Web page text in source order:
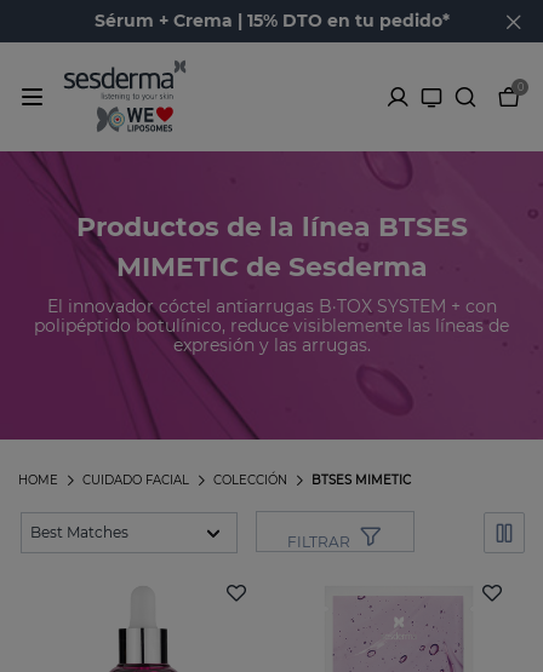
Sérum + Crema | 15% DTO en tu pedido*
0
Productos de la línea BTSES
MIMETIC de Sesderma
El innovador cóctel antiarrugas B·TOX SYSTEM + con
polipéptido botulínico, reduce visiblemente las líneas de
expresión y las arrugas.
BTSES MIMETIC
COLECCIÓN
CUIDADO FACIAL
HOME
FILTRAR